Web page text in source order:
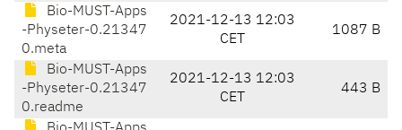
Bio-MUST-Apps
-Physeter-0.21347
0.meta
2021-12-13 12:03
CET
1087 B
Bio-MUST-Apps
-Physeter-0.21347
0.readme
2021-12-13 12:03
CET
443 B